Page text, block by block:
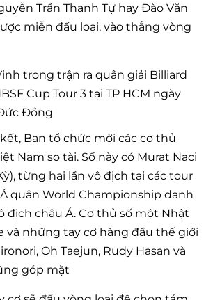
Trần Thanh Tự hay Đào Văn
miễn đấu loại, vào thẳng vòng
Ban tổ chức mời các cơ thủ
Nam so tài. Số này có Murat Naci
từng hai lần vô địch tại các tour
quân World Championship danh
địch châu Á. Cơ thủ số một Nhật
và những tay cơ hàng đầu thế giới
Oh Taejun, Rudy Hasan và
góp mặt